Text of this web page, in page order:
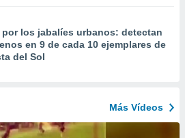
por los jabalíes urbanos: detectan
en 9 de cada 10 ejemplares de
del Sol
Más Vídeos